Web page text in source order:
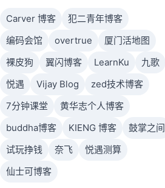
Carver 博客
犯二青年博客
编码会馆
overtrue
厦门活地图
裸皮狗
翼闪博客 LearnKu
九歌
悦遇
Vijay Blog
zed技术博客
7分钟课堂
黄华志个人博客
buddha博客
KIENG 博客
鼓掌之间
试玩挣钱
奈飞
悦遇测算
仙士可博客